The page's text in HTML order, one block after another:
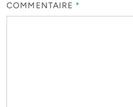
COMMENTAIRE *